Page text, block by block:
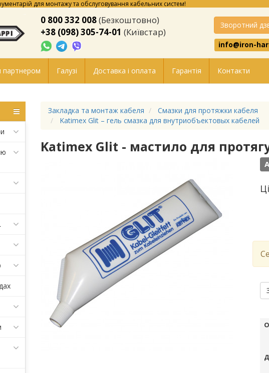
для монтажу та обслуговування кабельних систем!
0 800 332 008(Безкоштовно)
+38 (098) 305-74-01 (Київстар)
Зворотний
info@iron-
партнером Галузі Доставка і оплата Гарантія Контакти
Закладка та монтаж кабеля
Смазки для протяжки кабеля
Katimex Glit – гель смазка для внутриобъектовых кабелей
Katimex Glit - мастило для